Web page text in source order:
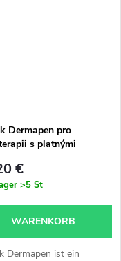
Dermapen pro
s platnými
Antiageing sérum
€
>5 St
WARENKORB
Dermapen ist ein